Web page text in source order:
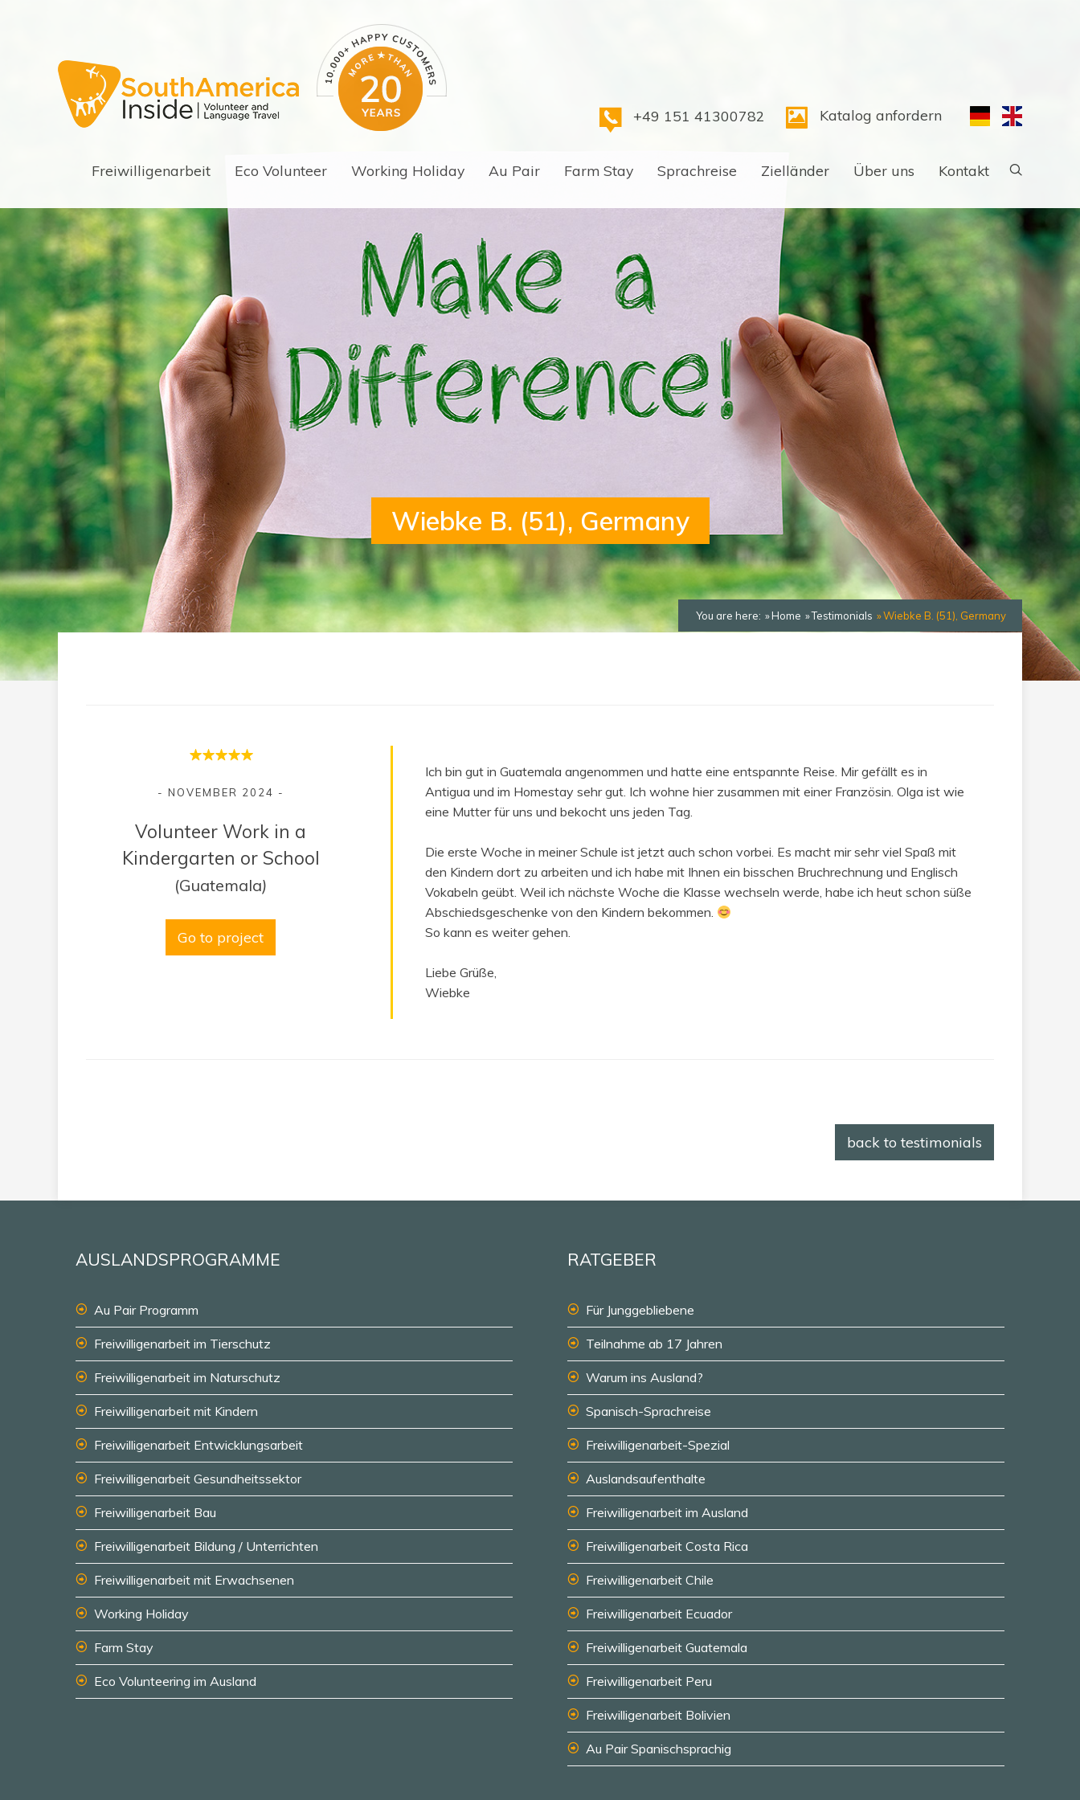
+49 151 41300782 Katalog anfordern
Freiwilligenarbeit Eco Volunteer Working Holiday Au Pair Farm Stay Sprachreise Zielländer Über uns Kontakt
Wiebke B. (51), Germany
You are here: Home Testimonials Wiebke B. (51), Germany
- NOVEMBER 2024 -
Volunteer Work in a
Kindergarten or School
(Guatemala)
Go to project
Ich bin gut in Guatemala angenommen und hatte eine entspannte Reise. Mir gefällt es in
Antigua und im Homestay sehr gut. Ich wohne hier zusammen mit einer Französin. Olga ist wie
eine Mutter für uns und bekocht uns jeden Tag.
Die erste Woche in meiner Schule ist jetzt auch schon vorbei. Es macht mir sehr viel Spaß mit
den Kindern dort zu arbeiten und ich habe mit Ihnen ein bisschen Bruchrechnung und Englisch
Vokabeln geübt. Weil ich nächste Woche die Klasse wechseln werde, habe ich heut schon süße
Abschiedsgeschenke von den Kindern bekommen.
So kann es weiter gehen.
Liebe Grüße,
Wiebke
back to testimonials
AUSLANDSPROGRAMME
Au Pair Programm
Freiwilligenarbeit im Tierschutz
Freiwilligenarbeit im Naturschutz
Freiwilligenarbeit mit Kindern
Freiwilligenarbeit Entwicklungsarbeit
Freiwilligenarbeit Gesundheitssektor
Freiwilligenarbeit Bau
Freiwilligenarbeit Bildung / Unterrichten
Freiwilligenarbeit mit Erwachsenen
Working Holiday
Farm Stay
Eco Volunteering im Ausland
RATGEBER
Für Junggebliebene
Teilnahme ab 17 Jahren
Warum ins Ausland?
Spanisch-Sprachreise
Freiwilligenarbeit-Spezial
Auslandsaufenthalte
Freiwilligenarbeit im Ausland
Freiwilligenarbeit Costa Rica
Freiwilligenarbeit Chile
Freiwilligenarbeit Ecuador
Freiwilligenarbeit Guatemala
Freiwilligenarbeit Peru
Freiwilligenarbeit Bolivien
Au Pair Spanischsprachig